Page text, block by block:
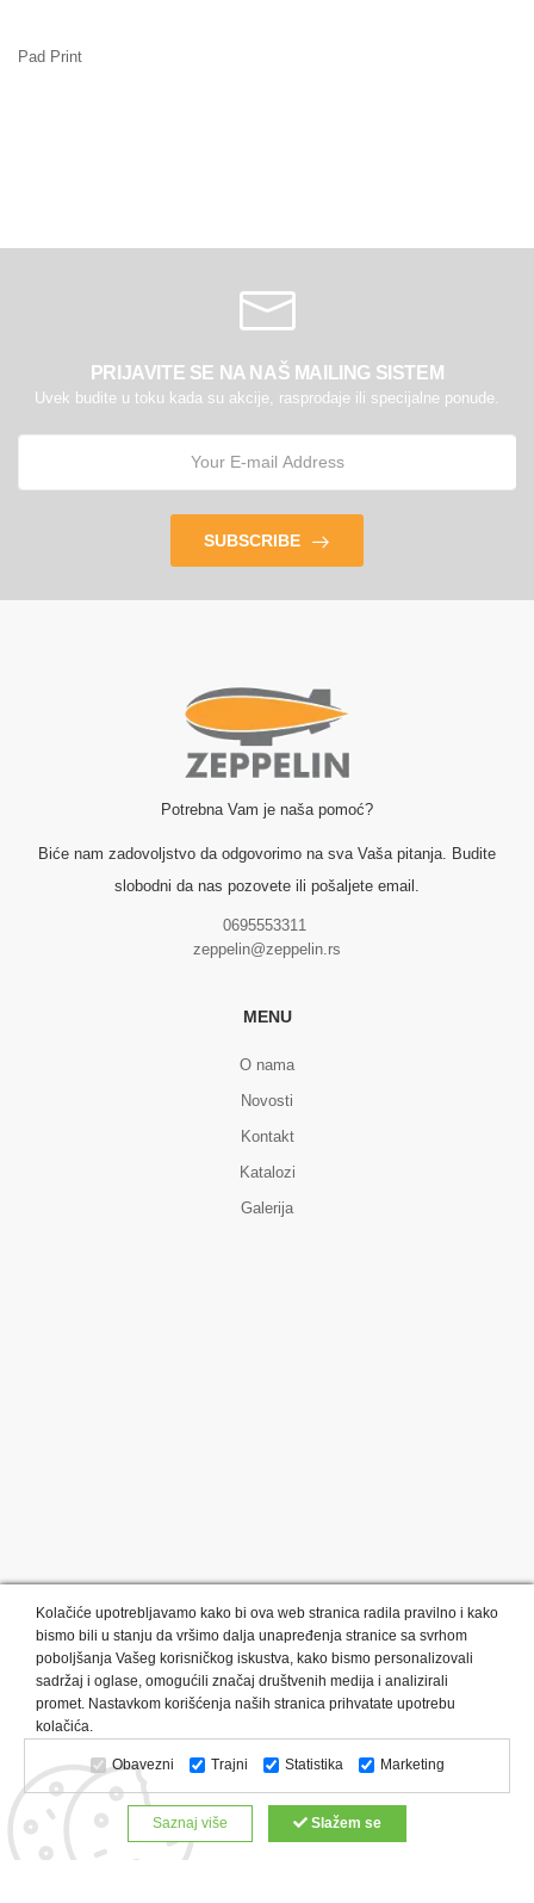
Pad Print
PRIJAVITE SE NA NAŠ MAILING SISTEM
Uvek budite u toku kada su akcije, rasprodaje ili specijalne ponude.
SUBSCRIBE
Potrebna Vam je naša pomoć?
Biće nam zadovoljstvo da odgovorimo na sva Vaša pitanja. Budite
slobodni da nas pozovete ili pošaljete email.
0695553311
zeppelin@zeppelin.rs
MENU
O nama
Novosti
Kontakt
Katalozi
Galerija
Kategorije proizvoda: Olovke i markeri
Privesci i trakice
Upaljači
USB Tehnologija Tekstil
Kačketi i kape
Notesi i rokovnici
Kancelarija Satovi
Kišobrani
Torbe i putovanja
Kuhinjski setovi
Alati i oprema
Relaksacija, lepota i zdravlje
Kalendari
Custom proizvodi
Digitalna štampa
Kolačiće upotrebljavamo kako bi ova web stranica radila pravilno i kako
bismo bili u stanju da vršimo dalja unapređenja stranice sa svrhom
poboljšanja Vašeg korisničkog iskustva, kako bismo personalizovali
sadržaj i oglase, omogućili značaj društvenih medija i analizirali
promet. Nastavkom korišćenja naših stranica prihvatate upotrebu
kolačića.
Obavezni Trajni Statistika Marketing
Saznaj više Slažem se